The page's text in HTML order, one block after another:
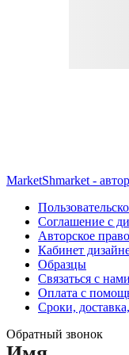
MarketShmarket -
Соглашение с
Авторское право
Кабинет
Образцы
Связаться с нами
Оплата с
Сроки,
Обратный звонок